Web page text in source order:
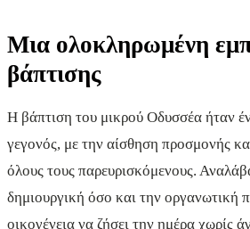
Μια ολοκληρωμένη
βάπτισης
Η βάπτιση του μικρού Οδυσσέα ήταν
γεγονός, με την αίσθηση προσμονής
όλους τους παρευρισκόμενους.
δημιουργική όσο και την οργανωτική
οικογένεια να ζήσει την ημέρα χωρίς